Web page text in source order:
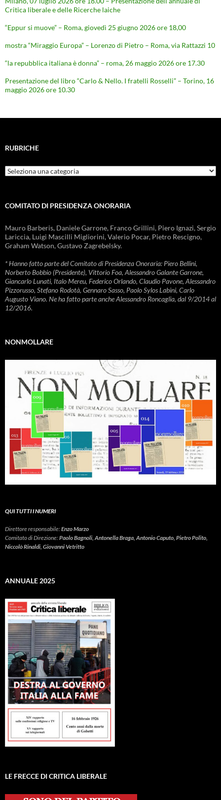
Critica liberale e delle Ricerche laiche
“Eppur si muove” – Roma, giovedì 25 giugno 2026 ore 18,00
mostra “Miraggio Europa” – Lorenzo di Pietro – Roma, via Rattazzi 10
“la repubblica italiana è donna” – roma, 26 maggio 2026 ore 17.30
Presentazione del libro “Carlo & Nello. I fratelli Rosselli” – Torino, 16
maggio 2026 ore 10.30
RUBRICHE
Rubriche
COMITATO DI PRESIDENZA ONORARIA
Mauro Barberis, Daniele Garrone, Franco Grillini, Piero Ignazi, Sergio
Lariccia, Luigi Mascilli Migliorini, Valerio Pocar, Pietro Rescigno,
Graham Watson, Gustavo Zagrebelsky.
* Hanno fatto parte del Comitato di Presidenza Onoraria: Piero Bellini,
Norberto Bobbio (Presidente), Vittorio Foa, Alessandro Galante Garrone,
Giancarlo Lunati, Italo Mereu, Federico Orlando, Claudio Pavone, Alessandro
Pizzorusso, Stefano Rodotà, Gennaro Sasso, Paolo Sylos Labini, Carlo
Augusto Viano. Ne ha fatto parte anche Alessandro Roncaglia, dal 9/2014 al
12/2016.
NONMOLLARE
QUI TUTTI I NUMERI
Direttore responsabile:Enzo Marzo
Comitato di Direzione:Paolo Bagnoli, Antonella Braga, Antonio Caputo, Pietro Polito,
Niccolò Rinaldi, Giovanni Vetritto
ANNUALE 2025
LE FRECCE DI CRITICA LIBERALE